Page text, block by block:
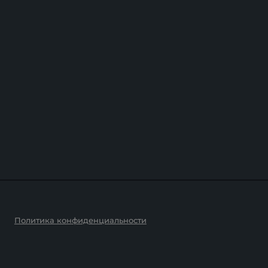
Политика конфиденциальности